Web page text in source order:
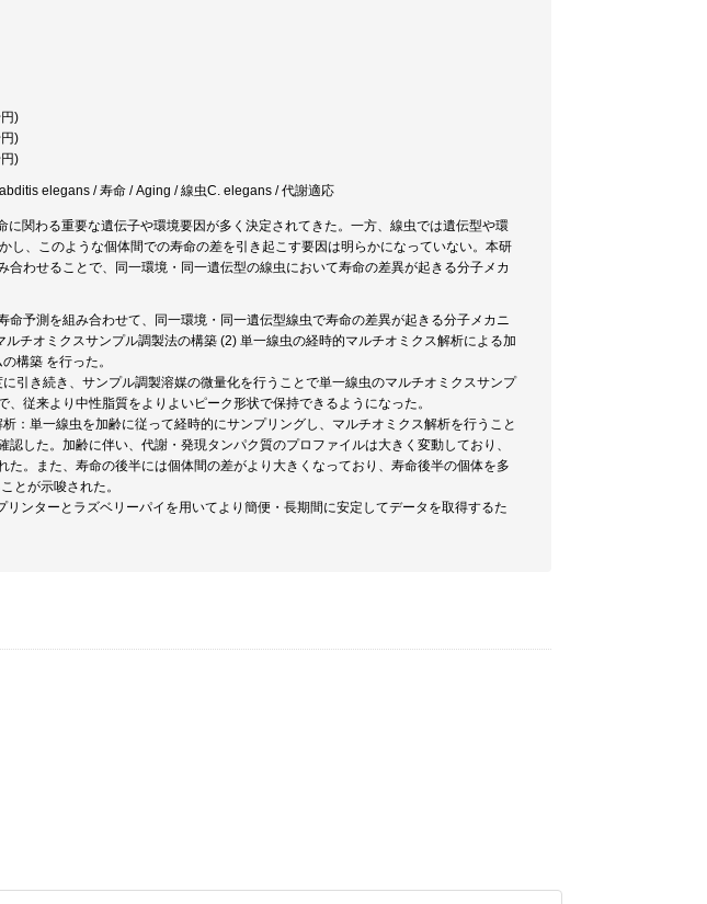
)
)
)
elegans / 寿命 / Aging / 線虫C. elegans / 代謝適応
関わる重要な遺伝子や環境要因が多く決定されてきた。一方、線虫では遺伝型や環
し、このような個体間での寿命の差を引き起こす要因は明らかになっていない。本研
わせることで、同一環境・同一遺伝型の線虫において寿命の差異が起きる分子メカ
予測を組み合わせて、同一環境・同一遺伝型線虫で寿命の差異が起きる分子メカニ
チオミクスサンプル調製法の構築 (2) 単一線虫の経時的マルチオミクス解析による加
構築 を行った。
引き続き、サンプル調製溶媒の微量化を行うことで単一線虫のマルチオミクスサンプ
従来より中性脂質をよりよいピーク形状で保持できるようになった。
：単一線虫を加齢に従って経時的にサンプリングし、マルチオミクス解析を行うこと
した。加齢に伴い、代謝・発現タンパク質のプロファイルは大きく変動しており、
。また、寿命の後半には個体間の差がより大きくなっており、寿命後半の個体を多
とが示唆された。
ンターとラズベリーパイを用いてより簡便・長期間に安定してデータを取得するた